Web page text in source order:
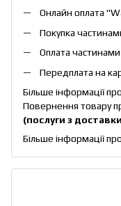
Онлайн оплата "
Покупка
Оплата
Передплата на
Більше інформації
Повернення товару
(послуги з
Більше інформації